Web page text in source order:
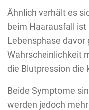
Ähnlich verhält es
beim Haarausfall ist
Lebensphase davor
Wahrscheinlichkeit
die Blutpression die
Beide Symptome
werden jedoch